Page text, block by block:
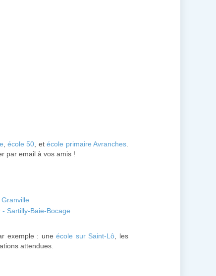
école 50 , etécole primaire Avranches
par email à vos amis !
Sartilly-Baie-Bocage
exemple : uneécole sur Saint-Lô , les
attendues.